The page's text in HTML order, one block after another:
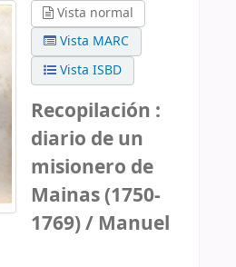
Vista normal
Vista MARC
Vista ISBD
Recopilación :
diario de un
misionero de
Mainas (1750-
1769) / Manuel